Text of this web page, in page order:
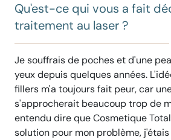
Qu'est-ce qui vous a fait
traitement au laser ?
Je souffrais de poches et d'une
yeux depuis quelques années.
fillers m'a toujours fait peur, car
s'approcherait beaucoup trop de
entendu dire que Cosmetique
solution pour mon problème,